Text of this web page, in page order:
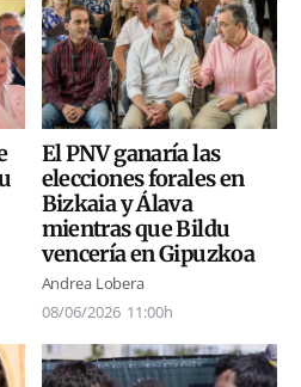
El PNV ganaría las
elecciones forales en
Bizkaia y Álava
mientras que Bildu
vencería en Gipuzkoa
Andrea Lobera
08/06/2026 11:00h